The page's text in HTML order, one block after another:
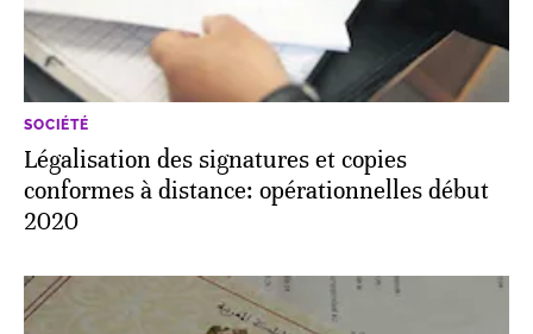
SOCIÉTÉ
Légalisation des signatures et copies
conformes à distance: opérationnelles début
2020